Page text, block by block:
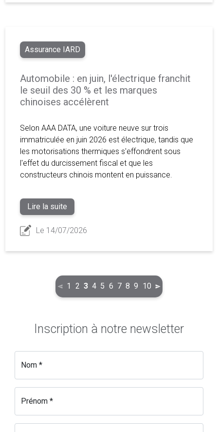
Assurance IARD
Automobile : en juin, l'électrique franchit
le seuil des 30 % et les marques
chinoises accélèrent
Selon AAA DATA, une voiture neuve sur trois
immatriculée en juin 2026 est électrique, tandis que
les motorisations thermiques s'effondrent sous
l'effet du durcissement fiscal et que les
constructeurs chinois montent en puissance.
Lire la suite
Le 14/07/2026
1 2 3(current)
4 5 6 7 8 9 10
Inscription à notre newsletter
Nom *
Prénom *